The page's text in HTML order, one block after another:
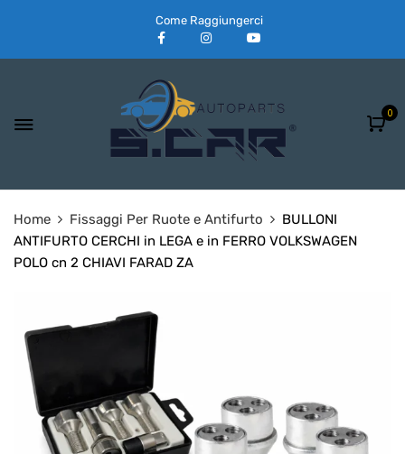
Come Raggiungerci
0
Home Fissaggi Per Ruote e Antifurto
BULLONI
ANTIFURTO CERCHI in LEGA e in FERRO VOLKSWAGEN
POLO cn 2 CHIAVI FARAD ZA